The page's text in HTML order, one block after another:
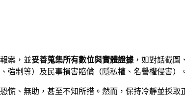
案，並妥善蒐集所有數位與實體證據 ，如對話截圖
強制等）及民事損害賠償（隱私權、名譽權侵害
慌、無助，甚至不知所措。然而，保持冷靜並採